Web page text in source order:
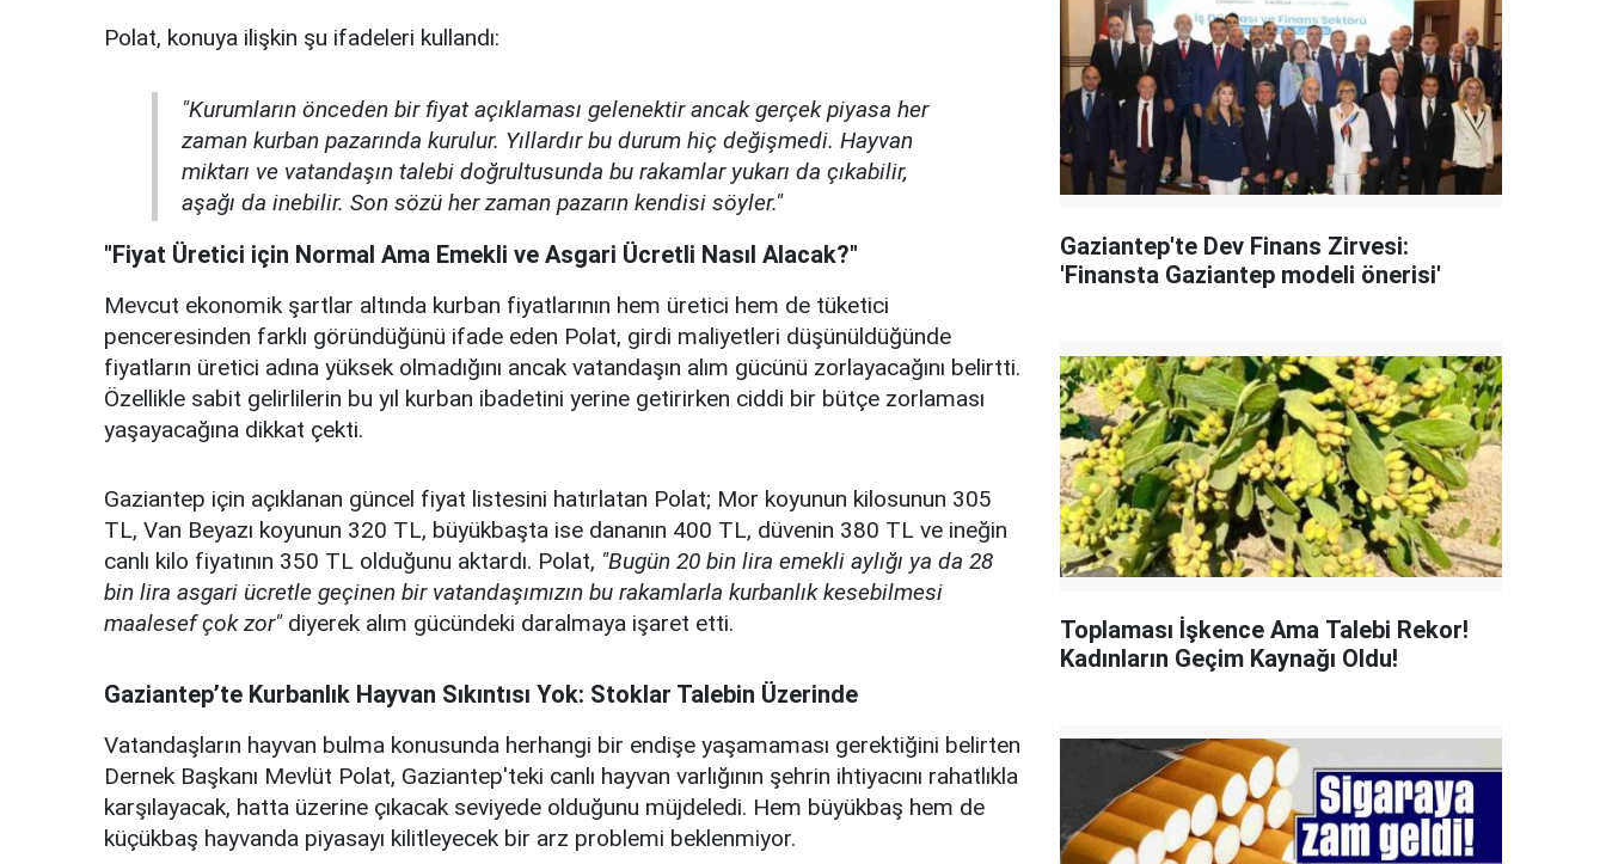
Polat, konuya ilişkin şu ifadeleri kullandı:
"Kurumların önceden bir fiyat açıklaması gelenektir ancak gerçek piyasa her
zaman kurban pazarında kurulur. Yıllardır bu durum hiç değişmedi. Hayvan
miktarı ve vatandaşın talebi doğrultusunda bu rakamlar yukarı da çıkabilir,
aşağı da inebilir. Son sözü her zaman pazarın kendisi söyler."
"Fiyat Üretici için Normal Ama Emekli ve Asgari Ücretli Nasıl Alacak?"
Mevcut ekonomik şartlar altında kurban fiyatlarının hem üretici hem de tüketici
penceresinden farklı göründüğünü ifade eden Polat, girdi maliyetleri düşünüldüğünde
fiyatların üretici adına yüksek olmadığını ancak vatandaşın alım gücünü zorlayacağını belirtti.
Özellikle sabit gelirlilerin bu yıl kurban ibadetini yerine getirirken ciddi bir bütçe zorlaması
yaşayacağına dikkat çekti.
Gaziantep için açıklanan güncel fiyat listesini hatırlatan Polat; Mor koyunun kilosunun 305
TL, Van Beyazı koyunun 320 TL, büyükbaşta ise dananın 400 TL, düvenin 380 TL ve ineğin
canlı kilo fiyatının 350 TL olduğunu aktardı. Polat, "Bugün 20 bin lira emekli aylığı ya da 28
bin lira asgari ücretle geçinen bir vatandaşımızın bu rakamlarla kurbanlık kesebilmesi
maalesef çok zor"diyerek alım gücündeki daralmaya işaret etti.
Gaziantep’te Kurbanlık Hayvan Sıkıntısı Yok: Stoklar Talebin Üzerinde
Vatandaşların hayvan bulma konusunda herhangi bir endişe yaşamaması gerektiğini belirten
Dernek Başkanı Mevlüt Polat, Gaziantep'teki canlı hayvan varlığının şehrin ihtiyacını rahatlıkla
karşılayacak, hatta üzerine çıkacak seviyede olduğunu müjdeledi. Hem büyükbaş hem de
küçükbaş hayvanda piyasayı kilitleyecek bir arz problemi beklenmiyor.
Gaziantep'te Dev Finans Zirvesi:
'Finansta Gaziantep modeli önerisi'
Toplaması İşkence Ama Talebi Rekor!
Kadınların Geçim Kaynağı Oldu!